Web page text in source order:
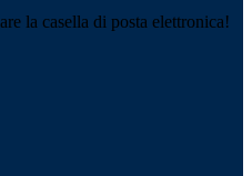
la casella di posta elettronica!